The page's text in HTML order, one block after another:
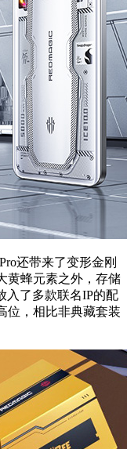
还带来了变形金刚
黄蜂元素之外，存储
入了多款联名IP的配
位，相比非典藏套装